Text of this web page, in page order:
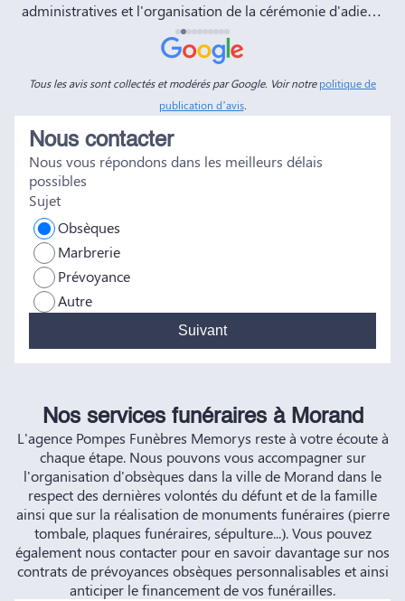
administratives et l'organisation de la cérémonie d'adieu.
Nous souhaitons à votre entreprise prospérité et succès
et la recommandons vivement à tous nos amis et
connaissances. Dans ces moments de deuil, des
personnes comme Yves Marie et Dimitry sont d'un grand
réconfort, et c'est un véritable soulagement de savoir que
tout a été fait dans les règles. Tous nos vœux de réussite à
vous et à vos futurs clients. Cordialement famille
HERNANDEZ
Tous les avis sont collectés et modérés par Google. Voir notrepolitique de
publication d’avis.
Nous contacter
Nous vous répondons dans les meilleurs délais
possibles
Sujet
Obsèques
Marbrerie
Prévoyance
Autre
Suivant
Nos services funéraires à Morand
L'agence Pompes Funèbres Memorys reste à votre écoute à
chaque étape. Nous pouvons vous accompagner sur
l'organisation d'obsèques dans la ville de Morand dans le
respect des dernières volontés du défunt et de la famille
ainsi que sur la réalisation de monuments funéraires (pierre
tombale, plaques funéraires, sépulture...). Vous pouvez
également nous contacter pour en savoir davantage sur nos
contrats de prévoyances obsèques personnalisables et ainsi
anticiper le financement de vos funérailles.